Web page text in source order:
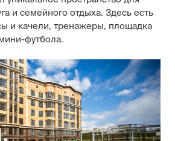
и семейного отдыха. Здесь есть
и качели, тренажеры, площадка
футбола.